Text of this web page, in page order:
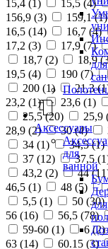
для
Аксессуары
для
ванной
для
15,4 (1 ) 15,5 (4)
156,9 (3) 159,1 (1
16,5 (14) 16,7 (4)
17,2 (3) 17,9 (7)
18,7 (2) 18,9 (
19,5 (4) 190 (7)
200 (1) 21,3 (1
23,2 (1) 23,6 (1)
25,5 (20) 25,9
28,9 (2) 30 (4)
34 (1) 34,5 (1)
37 (12) 37,5 (1
43,2 (2) 44 (11
46,5 (1) 48 (5)
5,5 (1) 50 (30)
56 (16) 56,5 (78)
59-60 (1) 6 (2)
63 (14) 60.15 (3)